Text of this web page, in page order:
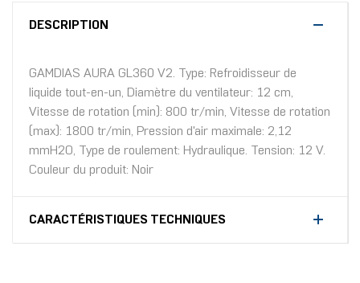
DESCRIPTION
GAMDIAS AURA GL360 V2. Type: Refroidisseur de
liquide tout-en-un, Diamètre du ventilateur: 12 cm,
Vitesse de rotation (min): 800 tr/min, Vitesse de rotation
(max): 1800 tr/min, Pression d'air maximale: 2,12
mmH2O, Type de roulement: Hydraulique. Tension: 12 V.
Couleur du produit: Noir
CARACTÉRISTIQUES TECHNIQUES